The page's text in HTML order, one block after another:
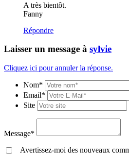
A très bientôt.
Fanny
Répondre
Laisser un message à sylvie
Cliquez ici pour annuler la réponse.
Nom*
Email*
Site
Message*
Avertissez-moi des nouveaux